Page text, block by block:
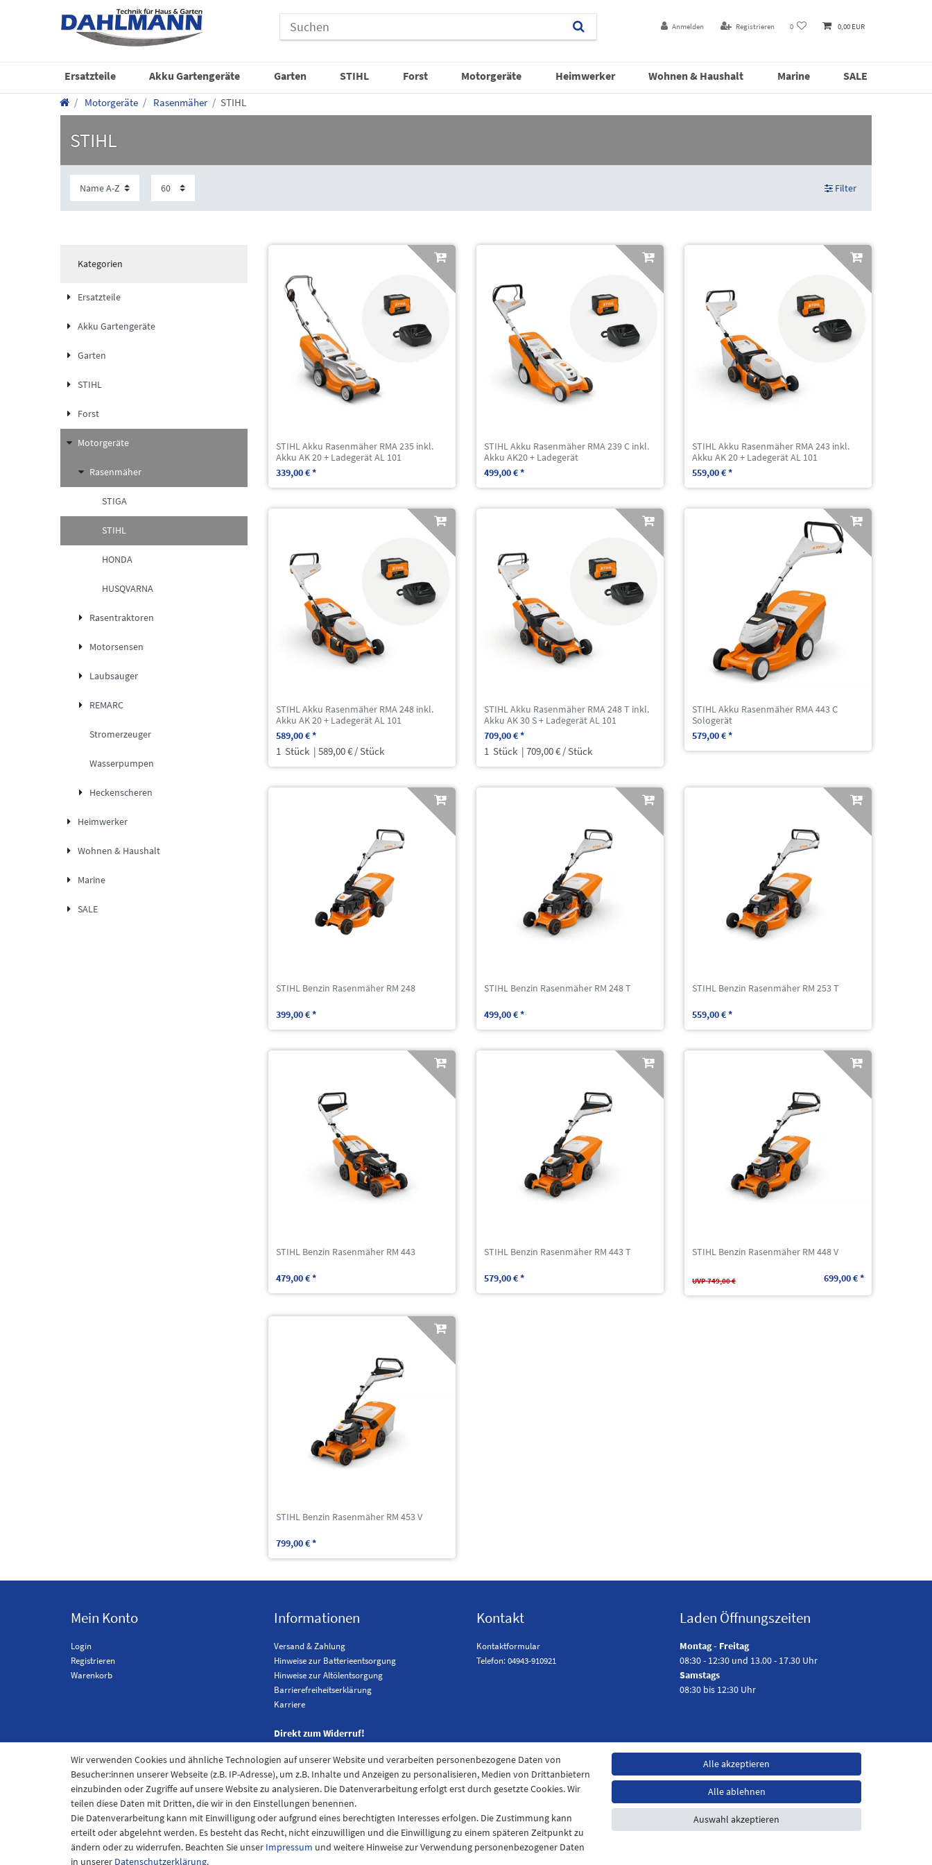
Anmelden Registrieren 0 0,00 EUR
Ersatzteile Akku Gartengeräte Garten STIHL Forst Motorgeräte Heimwerker Wohnen & Haushalt Marine SALE
Motorgeräte Rasenmäher STIHL
STIHL
Filter
Kategorien
Ersatzteile
Akku Gartengeräte
Garten
STIHL
Forst
Motorgeräte
Rasenmäher
STIGA
STIHL
HONDA
HUSQVARNA
Rasentraktoren
Motorsensen
Laubsauger
REMARC
Stromerzeuger
Wasserpumpen
Heckenscheren
Heimwerker
Wohnen & Haushalt
Marine
SALE
STIHL Akku Rasenmäher RMA 235 inkl.
Akku AK 20 + Ladegerät AL 101
339,00 € *
STIHL Akku Rasenmäher RMA 239 C inkl.
Akku AK20 + Ladegerät
499,00 € *
STIHL Akku Rasenmäher RMA 243 inkl.
Akku AK 20 + Ladegerät AL 101
559,00 € *
STIHL Akku Rasenmäher RMA 248 inkl.
Akku AK 20 + Ladegerät AL 101
589,00 € *
1 Stück | 589,00 € / Stück
STIHL Akku Rasenmäher RMA 248 T inkl.
Akku AK 30 S + Ladegerät AL 101
709,00 € *
1 Stück | 709,00 € / Stück
STIHL Akku Rasenmäher RMA 443 C
Sologerät
579,00 € *
STIHL Benzin Rasenmäher RM 248
399,00 € *
STIHL Benzin Rasenmäher RM 248 T
499,00 € *
STIHL Benzin Rasenmäher RM 253 T
559,00 € *
STIHL Benzin Rasenmäher RM 443
479,00 € *
STIHL Benzin Rasenmäher RM 443 T
579,00 € *
STIHL Benzin Rasenmäher RM 448 V
UVP 749,00 € 699,00 € *
STIHL Benzin Rasenmäher RM 453 V
799,00 € *
Mein Konto
Login
Registrieren
Warenkorb
Informationen
Versand & Zahlung
Hinweise zur Batterieentsorgung
Hinweise zur Altölentsorgung
Barrierefreiheitserklärung
Karriere
Direkt zum Widerruf!
Kontakt
Kontaktformular
Telefon: 04943-910921
Laden Öffnungszeiten
Montag - Freitag
08:30 - 12:30 und 13.00 - 17.30 Uhr
Samstags
08:30 bis 12:30 Uhr
Impressum Daten­schutz­erklärung AGB Widerrufs­recht
Wir verwenden Cookies und ähnliche Technologien auf unserer Website und verarbeiten personenbezogene Daten von
Besucher:innen unserer Webseite (z.B. IP-Adresse), um z.B. Inhalte und Anzeigen zu personalisieren, Medien von Drittanbietern
einzubinden oder Zugriffe auf unsere Website zu analysieren. Die Datenverarbeitung erfolgt erst durch gesetzte Cookies. Wir
teilen diese Daten mit Dritten, die wir in den Einstellungen benennen.
Die Datenverarbeitung kann mit Einwilligung oder aufgrund eines berechtigten Interesses erfolgen. Die Zustimmung kann
erteilt oder abgelehnt werden. Es besteht das Recht, nicht einzuwilligen und die Einwilligung zu einem späteren Zeitpunkt zu
ändern oder zu widerrufen. Beachten Sie unser Impressum und weitere Hinweise zur Verwendung personenbezogener Daten
in unserer Daten­schutz­erklärung.
Alle akzeptieren
Alle ablehnen
Auswahl akzeptieren